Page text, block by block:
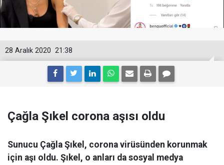
21:38
28 Aralık 2020
Çağla Şıkel corona aşısı oldu
Sunucu Çağla Şıkel, corona virüsünden korunmak
için aşı oldu. Şıkel, o anları da sosyal medya